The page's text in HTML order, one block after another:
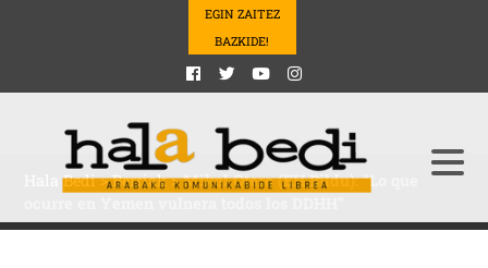
EGIN ZAITEZ
BAZKIDE!
Hala Bedi>Berriak>Mikel Otero (EH Bildu): “Lo que